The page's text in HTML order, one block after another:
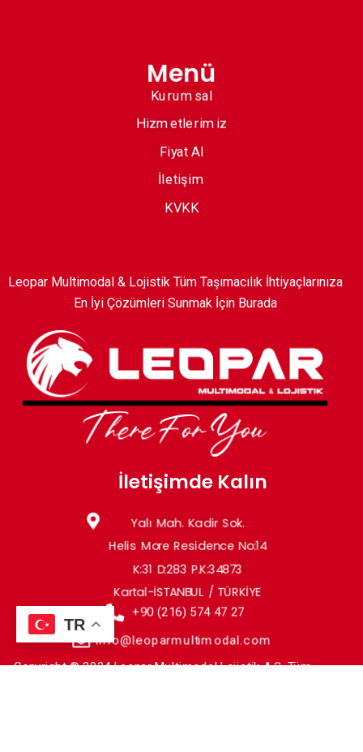
Menü
Kurumsal
Hizmetlerimiz
Fiyat Al
İletişim
KVKK
Leopar Multimodal & Lojistik Tüm Taşımacılık İhtiyaçlarınıza
En İyi Çözümleri Sunmak İçin Burada
İletişimde Kalın
Yalı Mah. Kadir Sok.
Helis More Residence No:14
K:31 D:283 P.K:34873
Kartal-İSTANBUL / TÜRKİYE
+90 (216) 574 47 27
info@leoparmultimodal.com
Copyright © 2024 Leopar Multimodal Lojistik A.Ş. Tüm
TR